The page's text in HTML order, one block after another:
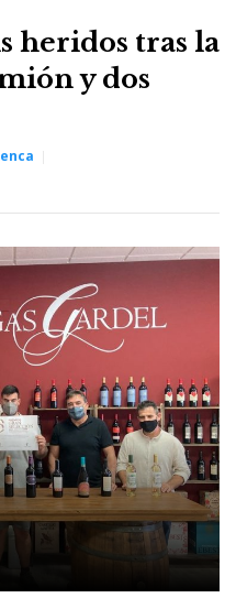
heridos tras la
y dos